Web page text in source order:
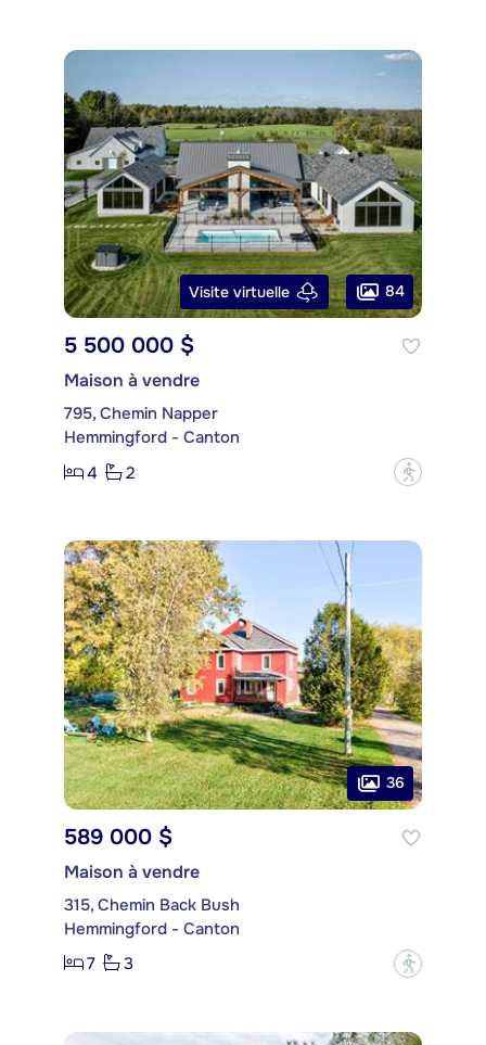
Visite virtuelle 84
5 500 000 $
Maison à vendre
795, Chemin Napper
Hemmingford - Canton
4
2 ?
36
589 000 $
Maison à vendre
315, Chemin Back Bush
Hemmingford - Canton
7
3 ?